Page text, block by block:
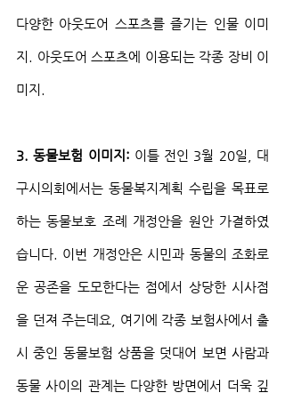
다양한 아웃도어 스포츠를 즐기는 인물 이미
지. 아웃도어 스포츠에 이용되는 각종 장비 이
미지.
3. 동물보험 이미지: 이틀 전인 3월 20일, 대
구시의회에서는 동물복지계획 수립을 목표로
하는 동물보호 조례 개정안을 원안 가결하였
습니다. 이번 개정안은 시민과 동물의 조화로
운 공존을 도모한다는 점에서 상당한 시사점
을 던져 주는데요, 여기에 각종 보험사에서 출
시 중인 동물보험 상품을 덧대어 보면 사람과
동물 사이의 관계는 다양한 방면에서 더욱 깊